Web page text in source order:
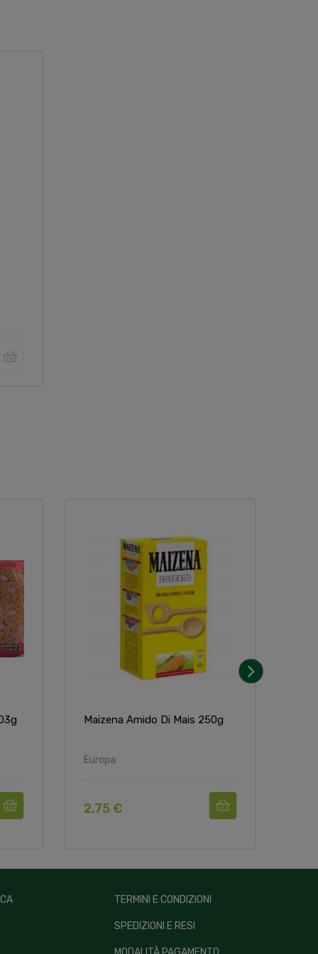
Maizena Amido Di Mais 250g
Europa
2,75 €
TERMINI E CONDIZIONI
SPEDIZIONI E RESI